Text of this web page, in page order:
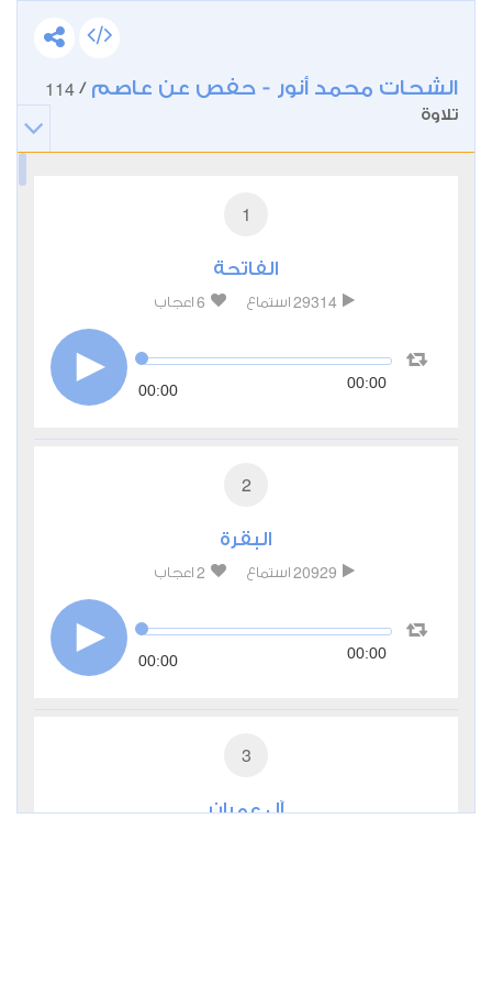
الشحات محمد أنور - حفص عن عاصم /
114
تلاوة
1
الفاتحة
29314 استماع 6 اعجاب
00:00 00:00
2
البقرة
20929 استماع 2 اعجاب
00:00 00:00
3
آل عمران